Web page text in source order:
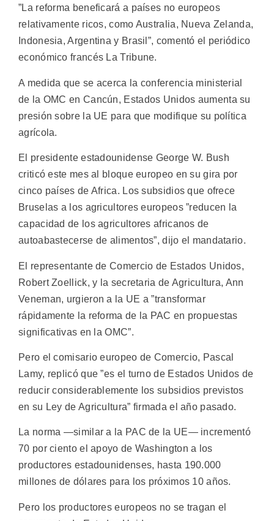
”La reforma beneficará a países no europeos
relativamente ricos, como Australia, Nueva Zelanda,
Indonesia, Argentina y Brasil”, comentó el periódico
económico francés La Tribune.
A medida que se acerca la conferencia ministerial
de la OMC en Cancún, Estados Unidos aumenta su
presión sobre la UE para que modifique su política
agrícola.
El presidente estadounidense George W. Bush
criticó este mes al bloque europeo en su gira por
cinco países de Africa. Los subsidios que ofrece
Bruselas a los agricultores europeos ”reducen la
capacidad de los agricultores africanos de
autoabastecerse de alimentos”, dijo el mandatario.
El representante de Comercio de Estados Unidos,
Robert Zoellick, y la secretaria de Agricultura, Ann
Veneman, urgieron a la UE a ”transformar
rápidamente la reforma de la PAC en propuestas
significativas en la OMC”.
Pero el comisario europeo de Comercio, Pascal
Lamy, replicó que ”es el turno de Estados Unidos de
reducir considerablemente los subsidios previstos
en su Ley de Agricultura” firmada el año pasado.
La norma —similar a la PAC de la UE— incrementó
70 por ciento el apoyo de Washington a los
productores estadounidenses, hasta 190.000
millones de dólares para los próximos 10 años.
Pero los productores europeos no se tragan el